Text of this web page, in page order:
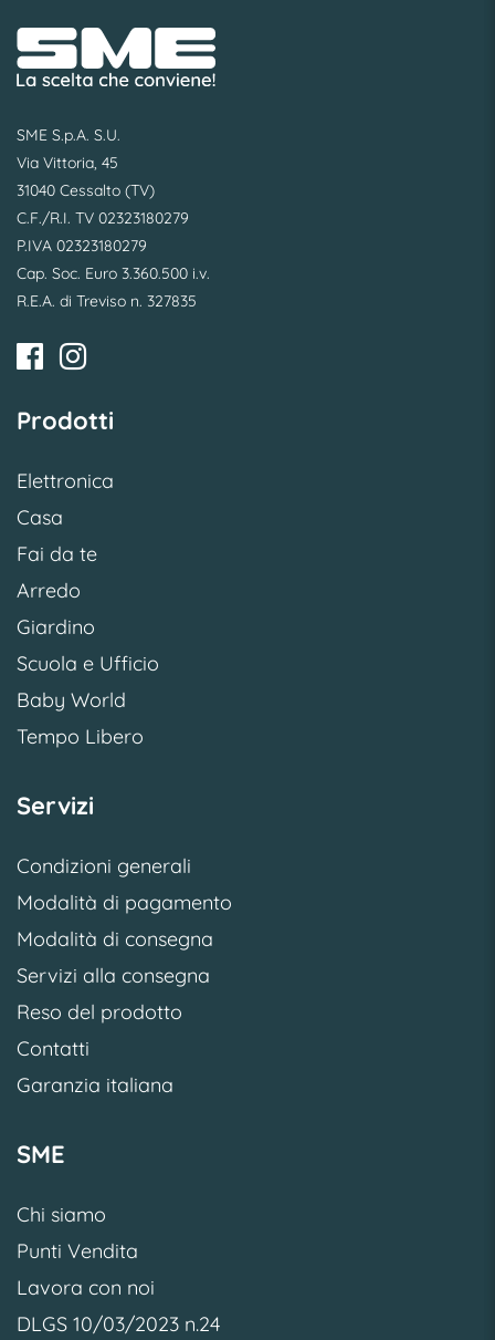
SME S.p.A. S.U.
Via Vittoria, 45
31040 Cessalto (TV)
C.F./R.I. TV 02323180279
P.IVA 02323180279
Cap. Soc. Euro 3.360.500 i.v.
R.E.A. di Treviso n. 327835
Prodotti
Elettronica
Casa
Fai da te
Arredo
Giardino
Scuola e Ufficio
Baby World
Tempo Libero
Servizi
Condizioni generali
Modalità di pagamento
Modalità di consegna
Servizi alla consegna
Reso del prodotto
Contatti
Garanzia italiana
SME
Chi siamo
Punti Vendita
Lavora con noi
DLGS 10/03/2023 n.24